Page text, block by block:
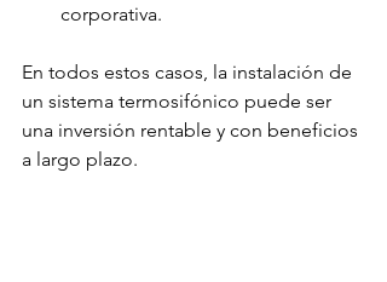
corporativa.
En todos estos casos, la instalación de
un sistema termosifónico puede ser
una inversión rentable y con beneficios
a largo plazo.